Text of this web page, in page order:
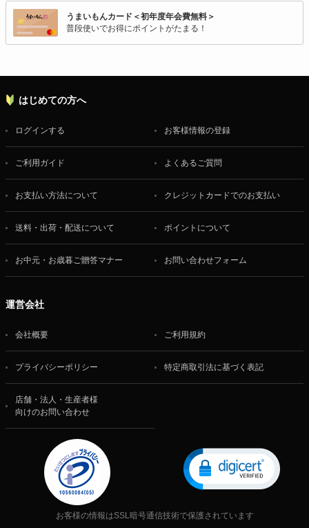
うまいもんカード＜初年度年会費無料＞
普段使いでお得にポイントがたまる！
はじめての方へ
ログインする お客様情報の登録
ご利用ガイド よくあるご質問
お支払い方法について クレジットカードでのお支払い
送料・出荷・配送について ポイントについて
お中元・お歳暮ご贈答マナー お問い合わせフォーム
運営会社
会社概要 ご利用規約
プライバシーポリシー 特定商取引法に基づく表記
店舗・法人・生産者様
向けのお問い合わせ
お客様の情報はSSL暗号通信技術で保護されています